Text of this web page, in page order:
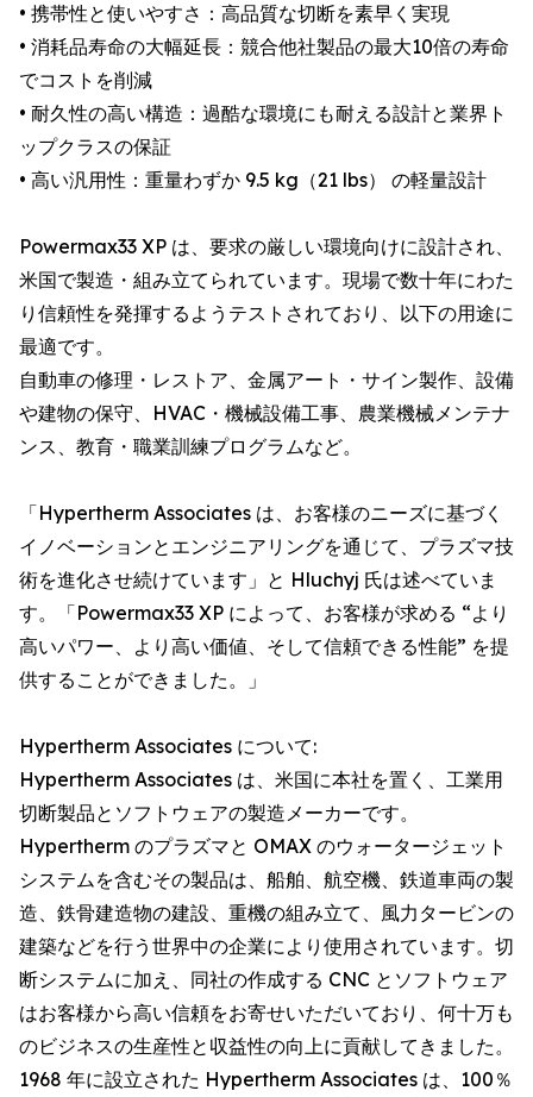
• 携帯性と使いやすさ：高品質な切断を素早く実現
• 消耗品寿命の大幅延長：競合他社製品の最大10倍の寿命
でコストを削減
• 耐久性の高い構造：過酷な環境にも耐える設計と業界ト
ップクラスの保証
• 高い汎用性：重量わずか 9.5 kg（21 lbs） の軽量設計
Powermax33 XP は、要求の厳しい環境向けに設計され、
米国で製造・組み立てられています。現場で数十年にわた
り信頼性を発揮するようテストされており、以下の用途に
最適です。
自動車の修理・レストア、金属アート・サイン製作、設備
や建物の保守、HVAC・機械設備工事、農業機械メンテナ
ンス、教育・職業訓練プログラムなど。
「Hypertherm Associates は、お客様のニーズに基づく
イノベーションとエンジニアリングを通じて、プラズマ技
術を進化させ続けています」と Hluchyj 氏は述べていま
す。「Powermax33 XP によって、お客様が求める “より
高いパワー、より高い価値、そして信頼できる性能” を提
供することができました。」
Hypertherm Associates について:
Hypertherm Associates は、米国に本社を置く、工業用
切断製品とソフトウェアの製造メーカーです。
Hypertherm のプラズマと OMAX のウォータージェット
システムを含むその製品は、船舶、航空機、鉄道車両の製
造、鉄骨建造物の建設、重機の組み立て、風力タービンの
建築などを行う世界中の企業により使用されています。切
断システムに加え、同社の作成する CNC とソフトウェア
はお客様から高い信頼をお寄せいただいており、何十万も
のビジネスの生産性と収益性の向上に貢献してきました。
1968 年に設立された Hypertherm Associates は、100％